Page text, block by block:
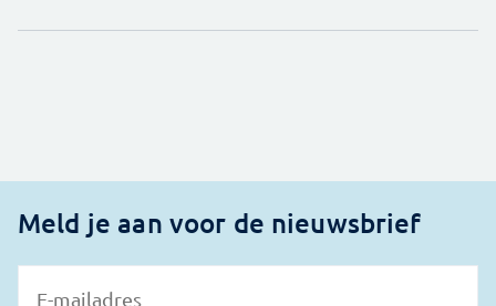
Meld je aan voor de nieuwsbrief